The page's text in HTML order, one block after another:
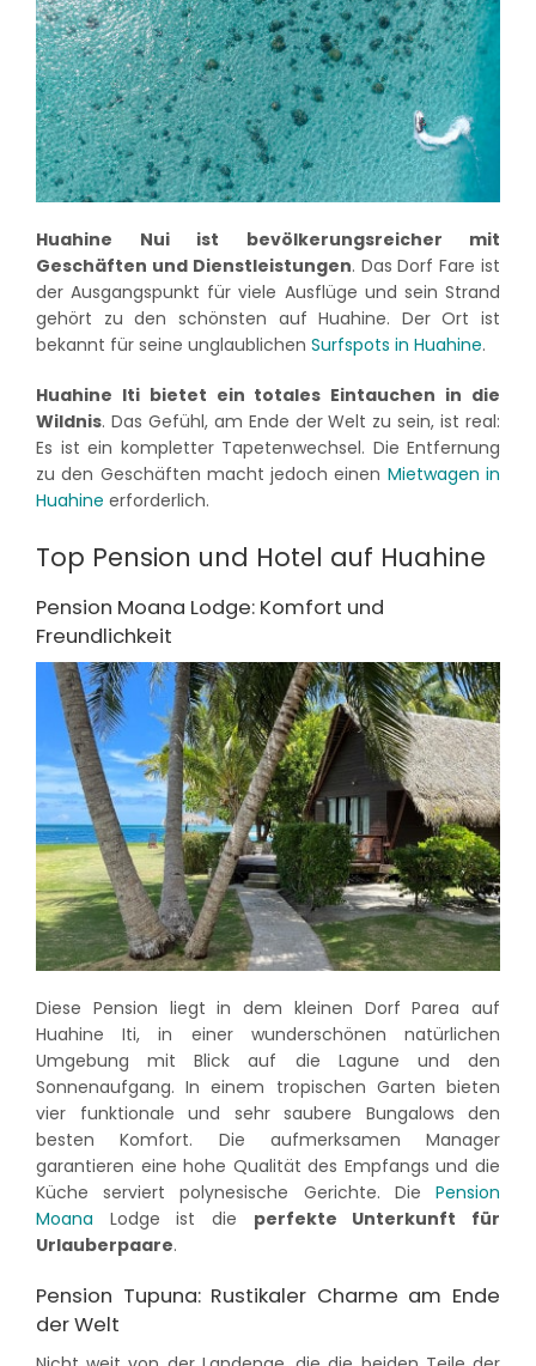
Huahine Nui ist bevölkerungsreicher mit
Geschäften und Dienstleistungen. Das Dorf Fare ist
der Ausgangspunkt für viele Ausflüge und sein Strand
gehört zu den schönsten auf Huahine. Der Ort ist
bekannt für seine unglaublichen Surfspots in Huahine.
Huahine Iti bietet ein totales Eintauchen in die
Wildnis. Das Gefühl, am Ende der Welt zu sein, ist real:
Es ist ein kompletter Tapetenwechsel. Die Entfernung
zu den Geschäften macht jedoch einen Mietwagen in
Huahine erforderlich.
Top Pension und Hotel auf Huahine
Pension Moana Lodge: Komfort und
Freundlichkeit
Diese Pension liegt in dem kleinen Dorf Parea auf
Huahine Iti, in einer wunderschönen natürlichen
Umgebung mit Blick auf die Lagune und den
Sonnenaufgang. In einem tropischen Garten bieten
vier funktionale und sehr saubere Bungalows den
besten Komfort. Die aufmerksamen Manager
garantieren eine hohe Qualität des Empfangs und die
Küche serviert polynesische Gerichte. Die Pension
Moana Lodge ist die perfekte Unterkunft für
Urlauberpaare.
Pension Tupuna: Rustikaler Charme am Ende
der Welt